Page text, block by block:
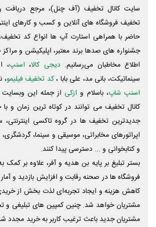
سایت کانال تخفیف (آف چنل)، مرجع دریافت
تخفیف فروشگاه های آنلاین و کسب و‌ کارهای
حاضر با همراهی استارت آپ ها انواع کد
جشنواره های صدها برند معتبر، اپلیکیشن و مراکز
اطلاع مخاطبان می‌رسانیم. دیجی کالا، اسنپ،
سینماتیکت، بانی مد، علی‌ بابا ،کد تخفیف فیلیمو،
اسنپ شاپ، باسلام و ازکی از جمله این
کانال تخفیف می توانند در کوتاه ترین زمان و
جدیدترین تخفیف ها در گروه تاکسی اینترنتی،
اپراتورهای مخابراتی، موسیقی و سینما،
و کتابخوانی و ... دسترسی پیدا کنند.
بستر تبلیغ بر پایه بن هدیه و آفر، علاوه بر کمک
فروشگاه ها در صحنه رقابت و افزایش بازدید و
کاهش هزینه و ایجاد تجربه‌ای لذت بخش از
مشتریان خواهد شد. چنین کمپین های تبلیغی
مشتریان جدید باعث ترغیب کاربر به خرید مجدد